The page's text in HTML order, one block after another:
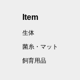
Item
生体
菌糸・マット
飼育用品